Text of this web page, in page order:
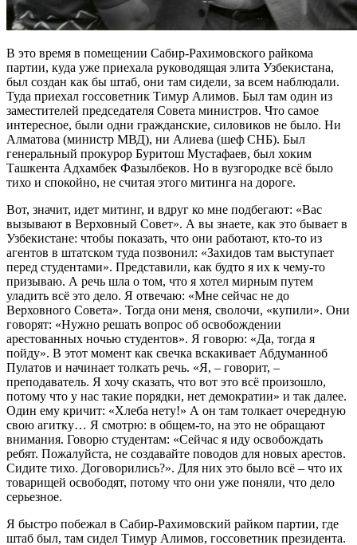
В это время в помещении Сабир-Рахимовского райкома
партии, куда уже приехала руководящая элита Узбекистана,
был создан как бы штаб, они там сидели, за всем наблюдали.
Туда приехал госсоветник Тимур Алимов. Был там один из
заместителей председателя Совета министров. Что самое
интересное, были одни гражданские, силовиков не было. Ни
Алматова (министр МВД), ни Алиева (шеф СНБ). Был
генеральный прокурор Буритош Мустафаев, был хоким
Ташкента Адхамбек Фазылбеков. Но в вузгородке всё было
тихо и спокойно, не считая этого митинга на дороге.
Вот, значит, идет митинг, и вдруг ко мне подбегают: «Вас
вызывают в Верховный Совет». А вы знаете, как это бывает в
Узбекистане: чтобы показать, что они работают, кто-то из
агентов в штатском туда позвонил: «Захидов там выступает
перед студентами». Представили, как будто я их к чему-то
призываю. А речь шла о том, что я хотел мирным путем
уладить всё это дело. Я отвечаю: «Мне сейчас не до
Верховного Совета». Тогда они меня, сволочи, «купили». Они
говорят: «Нужно решать вопрос об освобождении
арестованных ночью студентов». Я говорю: «Да, тогда я
пойду». В этот момент как свечка вскакивает Абдуманноб
Пулатов и начинает толкать речь. «Я, – говорит, –
преподаватель. Я хочу сказать, что вот это всё произошло,
потому что у нас такие порядки, нет демократии» и так далее.
Один ему кричит: «Хлеба нету!» А он там толкает очередную
свою агитку… Я смотрю: в общем-то, на это не обращают
внимания. Говорю студентам: «Сейчас я иду освобождать
ребят. Пожалуйста, не создавайте поводов для новых арестов.
Сидите тихо. Договорились?». Для них это было всё – что их
товарищей освободят, потому что они уже поняли, что дело
серьезное.
Я быстро побежал в Сабир-Рахимовский райком партии, где
штаб был, там сидел Тимур Алимов, госсоветник президента.